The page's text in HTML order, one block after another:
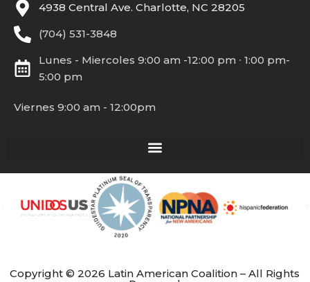
4938 Central Ave. Charlotte, NC 28205
(704) 531-3848
Lunes - Miercoles 9:00 am -12:00 pm ∙ 1:00 pm-
5:00 pm
Viernes 9:00 am - 12:00pm
Copyright © 2026 Latin American Coalition – All Rights